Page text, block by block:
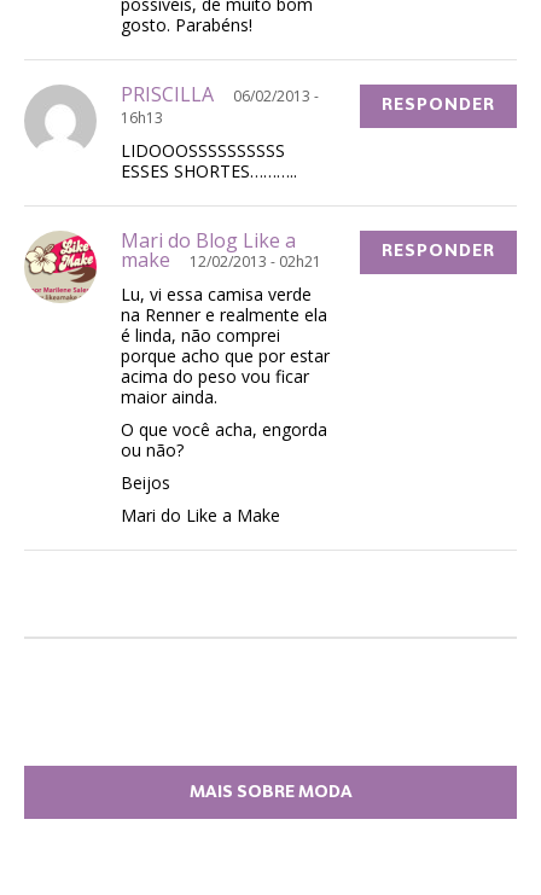
gosto. Parabéns!
PRISCILLA
06/02/2013 -
16h13
LIDOOOSSSSSSSSSS
ESSES SHORTES………..
RESPONDER
Mari do Blog Like a
make 12/02/2013 - 02h21
Lu, vi essa camisa verde
na Renner e realmente ela
é linda, não comprei
porque acho que por estar
acima do peso vou ficar
maior ainda.
O que você acha, engorda
ou não?
Beijos
Mari do Like a Make
RESPONDER
MAIS SOBRE MODA